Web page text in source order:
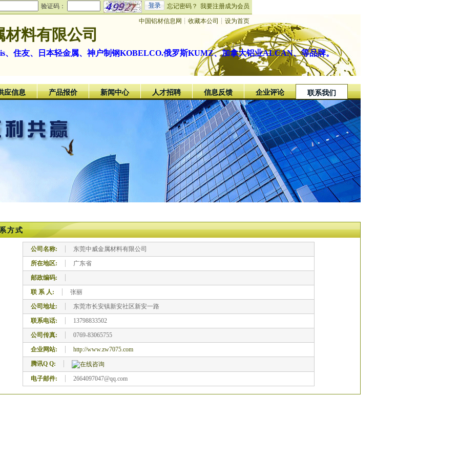
验证码： 忘记密码？ 我要注册成为会员
中国铝材信息网 ┊ 收藏本公司 ┊ 设为首页
料有限公司
、住友、日本轻金属、神户制钢KOBELCO.俄罗斯KUMZ、加拿大铝业ALCAN、等品牌。
应信息 产品报价 新闻中心 人才招聘 信息反馈 企业评论 联系我们
方式
公司名称:
东莞中威金属材料有限公司
所在地区:
广东省
邮政编码:
联 系 人:
张丽
公司地址:
东莞市长安镇新安社区新安一路
联系电话:
13798833502
公司传真:
0769-83065755
企业网站:
http://www.zw7075.com
腾讯Q Q:
电子邮件: 2664097047@qq.com